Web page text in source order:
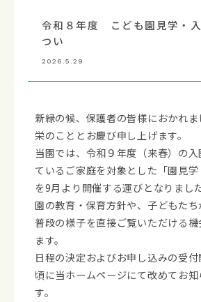
令和８年度 こども園見学・
つい
2026.5.29
新緑の候、保護者の皆様におかれ
栄のこととお慶び申し上げます。
当園では、令和９年度（来春）の
ているご家庭を対象とした「園見学
を9月より開催する運びとなりました
園の教育・保育方針や、子どもた
普段の様子を直接ご覧いただける機
ます。
日程の決定およびお申し込みの受
頃に当ホームページにて改めてお知
す。